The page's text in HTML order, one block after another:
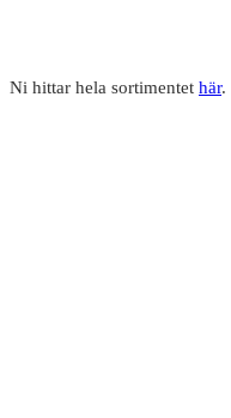
Ni hittar hela sortimentet här.